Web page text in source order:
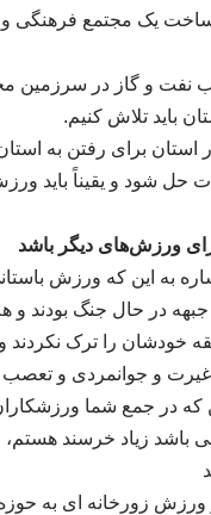
یک مجتمع فرهنگی
نفت و گاز در سرزمین
باید تلاش کنیم.
برای رفتن به استان
حل شود و یقیناً باید
ورزش‌های دیگر باشد
به این که ورزش
در حال جنگ بودند و
را ترک نکردند و
و جوانمردی و تعصب
که در جمع شما
زیاد خرسند هستم،
ورزش زورخانه ای به